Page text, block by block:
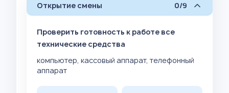
Открытие смены 0/9
Проверить готовность к работе все
технические средства
компьютер, кассовый аппарат, телефонный
аппарат